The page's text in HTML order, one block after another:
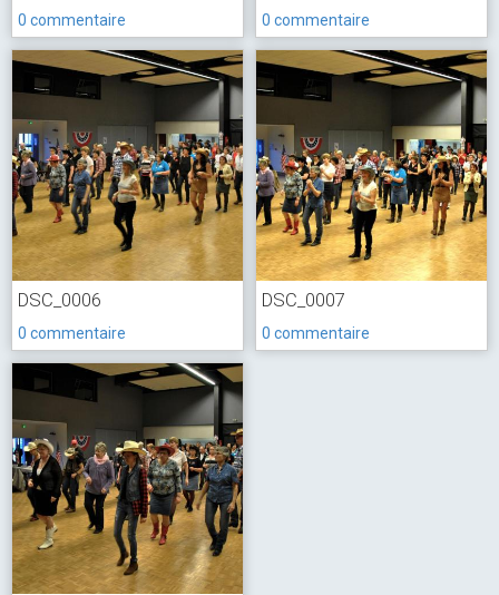
0 commentaire 0 commentaire
DSC_0006
0 commentaire
DSC_0007
0 commentaire